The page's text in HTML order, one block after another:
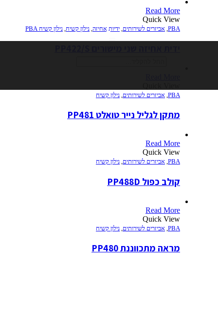
חיפוש
Read More
Quick View
PBA אביזרים לשירותים ידיות אחיזה נילון קשיח נילון קשיח PBA
PBA אביזרים לשירותים נילון קשיח
מתקן לגליל נייר טואלט PP481
Read More
Quick View
PBA
, אביזרים לשירותים, נילון קשיח
קולב כפול PP488D
Read More
Quick View
PBA אביזרים לשירותים נילון קשיח
מראה מתכווננת PP480